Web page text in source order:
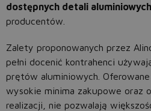
dostępnych detali aluminiowych
producentów.
Zalety proponowanych przez
pełni docenić kontrahenci
prętów aluminiowych.
wysokie minima zakupowe oraz
realizacji, nie pozwalają